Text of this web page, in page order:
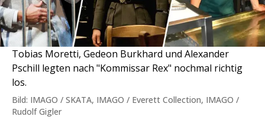
Tobias Moretti, Gedeon Burkhard und Alexander
Pschill legten nach "Kommissar Rex" nochmal richtig
los.
Bild: IMAGO / SKATA, IMAGO / Everett Collection, IMAGO /
Rudolf Gigler